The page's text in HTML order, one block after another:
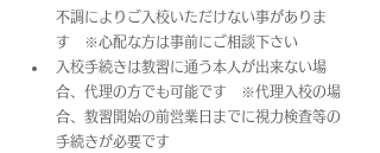
不調によりご入校いただけない事がありま
す　※心配な方は事前にご相談下さい
入校手続きは教習に通う本人が出来ない場
合、代理の方でも可能です　※代理入校の場
合、教習開始の前営業日までに視力検査等の
手続きが必要です